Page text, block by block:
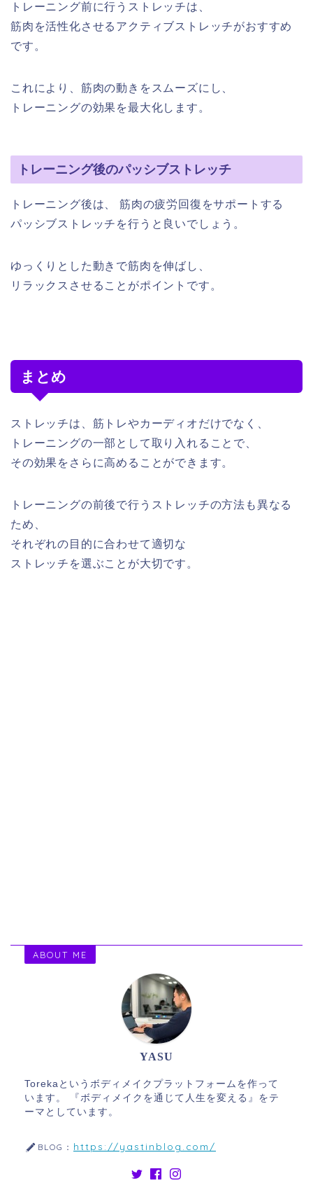
トレーニング前に行うストレッチは、
筋肉を活性化させるアクティブストレッチがおすすめ
です。
これにより、筋肉の動きをスムーズにし、
トレーニングの効果を最大化します。
トレーニング後のパッシブストレッチ
トレーニング後は、 筋肉の疲労回復をサポートする
パッシブストレッチを行うと良いでしょう。
ゆっくりとした動きで筋肉を伸ばし、
リラックスさせることがポイントです。
まとめ
ストレッチは、筋トレやカーディオだけでなく、
トレーニングの一部として取り入れることで、
その効果をさらに高めることができます。
トレーニングの前後で行うストレッチの方法も異なる
ため、
それぞれの目的に合わせて適切な
ストレッチを選ぶことが大切です。
ABOUT ME
YASU
Torekaというボディメイクプラットフォームを作って
います。 『ボディメイクを通じて人生を変える』をテ
ーマとしています。
BLOG： https://yastinblog.com/